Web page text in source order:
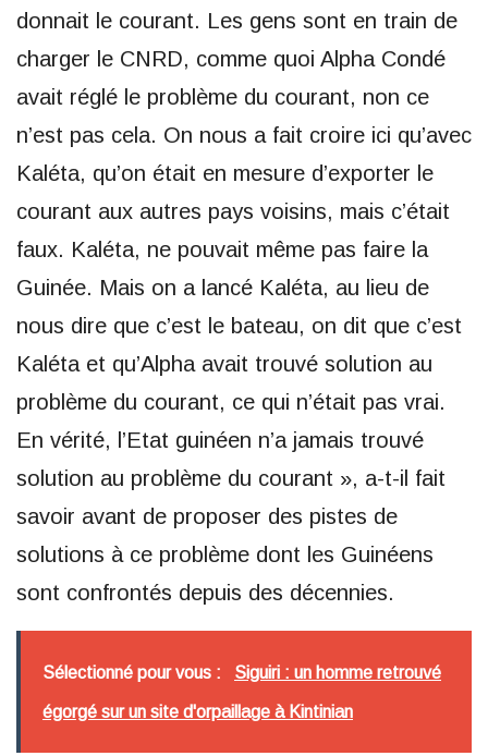
donnait le courant. Les gens sont en train de
charger le CNRD, comme quoi Alpha Condé
avait réglé le problème du courant, non ce
n’est pas cela. On nous a fait croire ici qu’avec
Kaléta, qu’on était en mesure d’exporter le
courant aux autres pays voisins, mais c’était
faux. Kaléta, ne pouvait même pas faire la
Guinée. Mais on a lancé Kaléta, au lieu de
nous dire que c’est le bateau, on dit que c’est
Kaléta et qu’Alpha avait trouvé solution au
problème du courant, ce qui n’était pas vrai.
En vérité, l’Etat guinéen n’a jamais trouvé
solution au problème du courant », a-t-il fait
savoir avant de proposer des pistes de
solutions à ce problème dont les Guinéens
sont confrontés depuis des décennies.
Sélectionné pour vous : Siguiri : un homme retrouvé
égorgé sur un site d'orpaillage à Kintinian